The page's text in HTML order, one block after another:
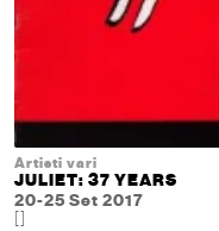
Artisti vari
JULIET: 37 YEARS
20-25 Set 2017
[]